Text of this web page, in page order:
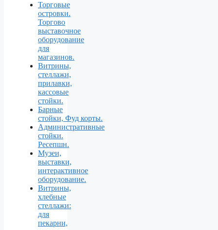
Торговые
островки.
Торгово
выставочное
оборудование
для
магазинов.
Витрины,
стеллажи,
прилавки,
кассовые
стойки.
Барные
стойки, Фуд корты.
Aдминистративные
стойки.
Ресепшн.
Музеи,
выставки,
интерактивное
оборудование.
Витрины,
хлебные
стеллажи:
для
пекарни,